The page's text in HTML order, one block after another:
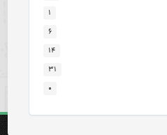
۱
۶
۱۴
۳۱
۰